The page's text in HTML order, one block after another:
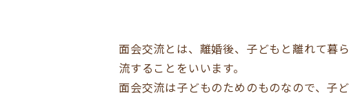
面会交流とは、離婚後、子どもと離れて暮
流することをいいます。
面会交流は子どものためのものなので、子